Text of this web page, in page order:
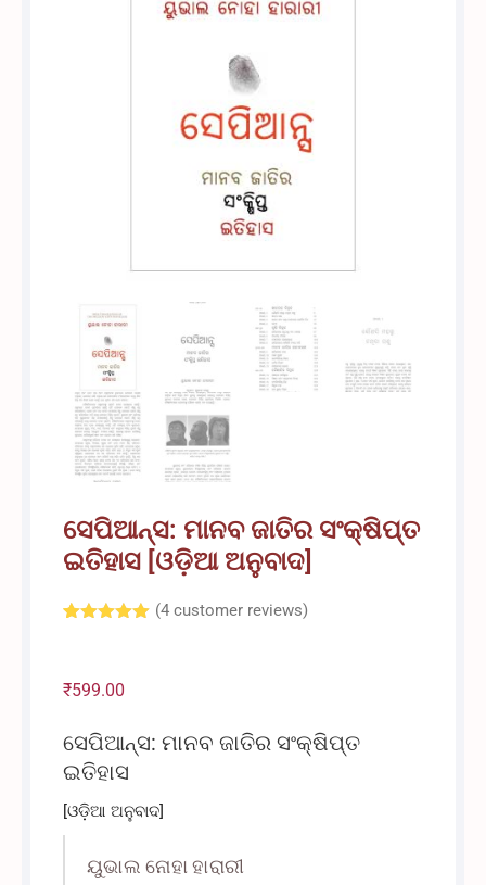
ସେପିଆନ୍ସ: ମାନବ ଜାତିର ସଂକ୍ଷିପ୍ତ
ଇତିହାସ [ଓଡ଼ିଆ ଅନୁବାଦ]
customer
ratings
(4 customer reviews)
₹599.00
ସେପିଆନ୍ସ: ମାନବ ଜାତିର ସଂକ୍ଷିପ୍ତ
ଇତିହାସ
[ଓଡ଼ିଆ ଅନୁବାଦ]
ୟୁଭାଲ ନୋହା ହାରାରୀ